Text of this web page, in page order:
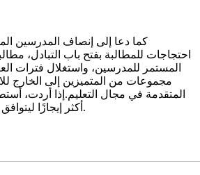
كما دعا إلى إنصاف المدرسين
احتجاجات للمطالبة بفتح باب التبادل،
المستمر للمدرسين، واستغلال فترات
مجموعات من المتميزين إلى الخارج
المتقدمة في مجال التعليم.إذا أردت،
أكثر إيجازًا ليتوافق مع أسلوب وكالة الأخبار.